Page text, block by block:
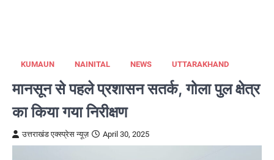
KUMAUN NAINITAL NEWS UTTARAKHAND
मानसून से पहले प्रशासन सतर्क, गोला पुल क्षेत्र
का किया गया निरीक्षण
उत्तराखंड एक्स्प्रेस न्यूज़ April 30, 2025